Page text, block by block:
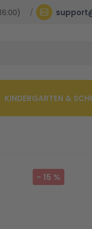
KINDERGARTEN &
- 15 %